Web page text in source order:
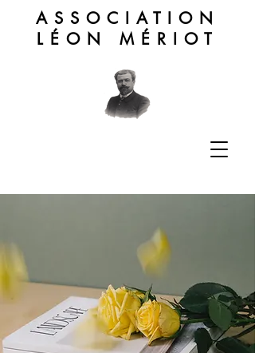
ASSOCIATION
LÉON MÉRIOT